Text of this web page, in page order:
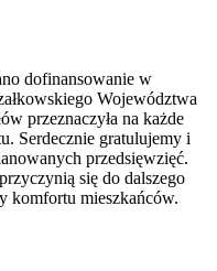
dofinansowanie w
Województwa
przeznaczyła na każde
Serdecznie gratulujemy i
przedsięwzięć.
się do dalszego
komfortu mieszkańców.